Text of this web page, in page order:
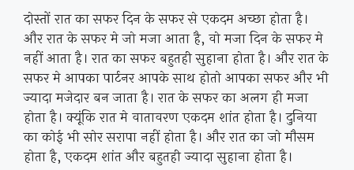
दोस्तों रात का सफर दिन के सफर से एकदम अच्छा होता है।
और रात के सफर मे जो मजा आता है, वो मजा दिन के सफर मे
नहीं आता है। रात का सफर बहुतही सुहाना होता है। और रात के
सफर मे आपका पार्टनर आपके साथ होतो आपका सफर और भी
ज्यादा मजेदार बन जाता है। रात के सफर का अलग ही मजा
होता है। क्यूंकि रात मे वातावरण एकदम शांत होता है। दुनिया
का कोई भी सोर सरापा नहीं होता है। और रात का जो मौसम
होता है, एकदम शांत और बहुतही ज्यादा सुहाना होता है।